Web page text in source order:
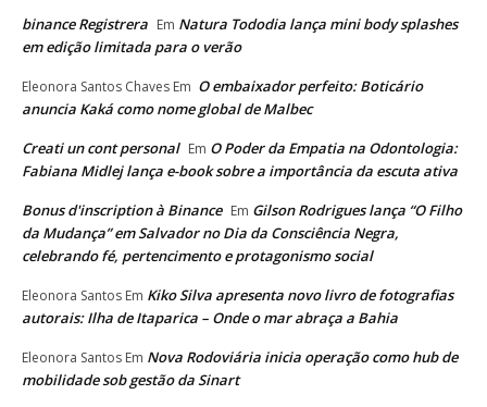
binance Registrera Em Natura Tododia lança mini body splashes
em edição limitada para o verão
Eleonora Santos Chaves Em O embaixador perfeito: Boticário
anuncia Kaká como nome global de Malbec
Creati un cont personal Em O Poder da Empatia na Odontologia:
Fabiana Midlej lança e-book sobre a importância da escuta ativa
Bonus d'inscription à Binance Em Gilson Rodrigues lança “O Filho
da Mudança” em Salvador no Dia da Consciência Negra,
celebrando fé, pertencimento e protagonismo social
Eleonora Santos Em Kiko Silva apresenta novo livro de fotografias
autorais: Ilha de Itaparica – Onde o mar abraça a Bahia
Eleonora Santos Em Nova Rodoviária inicia operação como hub de
mobilidade sob gestão da Sinart